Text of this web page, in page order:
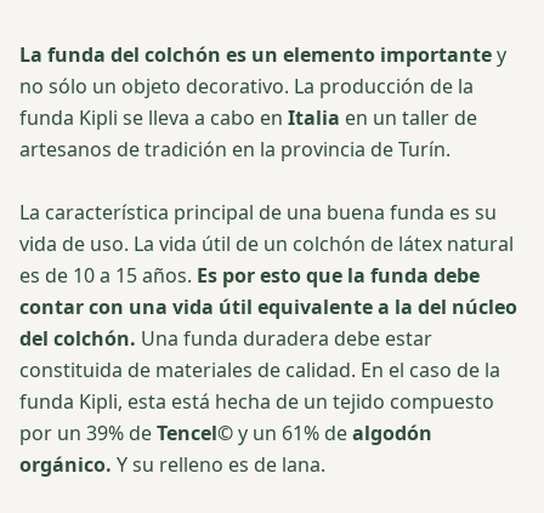
La funda del colchón es un elemento importantey
no sólo un objeto decorativo. La producción de la
funda Kipli se lleva a cabo en Italia en un taller de
artesanos de tradición en la provincia de Turín.
La característica principal de una buena funda es su
vida de uso. La vida útil de un colchón de látex natural
es de 10 a 15 años. Es por esto que la funda debe
contar con una vida útil equivalente a la del núcleo
del colchón. Una funda duradera debe estar
constituida de materiales de calidad. En el caso de la
funda Kipli, esta está hecha de un tejido compuesto
por un 39% deTencel©y un 61% dealgodón
orgánico. Y su relleno es de lana.